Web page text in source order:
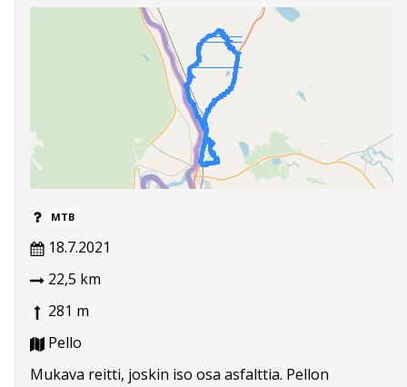
MTB
18.7.2021
22,5 km
281 m
Pello
Mukava reitti, joskin iso osa asfalttia. Pellon